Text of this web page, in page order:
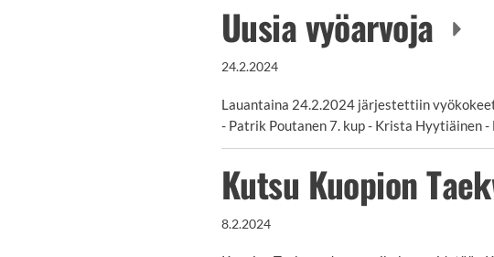
Uusia vyöarvoja
24.2.2024
Lauantaina 24.2.2024 järjestettiin
- Patrik Poutanen 7. kup - Krista Hyytiäinen
Kutsu Kuopion
8.2.2024